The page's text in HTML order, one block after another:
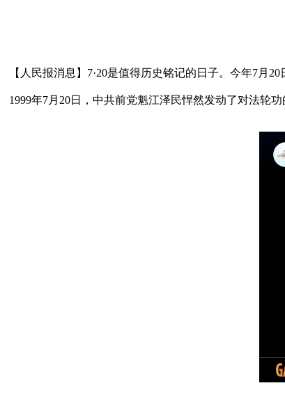
【人民报消息】7·20是值得历史铭记的日子。今年7月20